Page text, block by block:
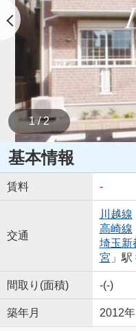
1 / 2
基本情報
賃料 -
交通
川越線
高崎線
埼玉新
宮 」
間取り(面積) -(-)
築年月 2012